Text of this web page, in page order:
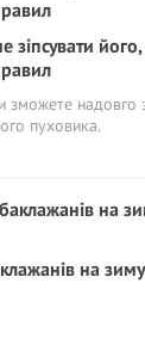
надовго
пуховика.
на